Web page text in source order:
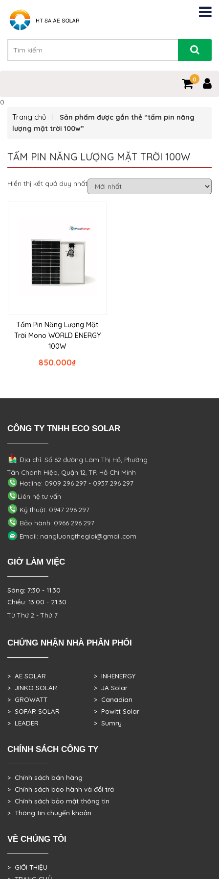
0
0
Trang chủ
Sản phẩm được gắn thẻ “tấm pin năng
lượng mặt trời 100w”
TẤM PIN NĂNG LƯỢNG MẶT TRỜI 100W
Hiển thị kết quả duy nhất
Tấm Pin Năng Lượng Mặt
Trời Mono WORLD ENERGY
100W
₫
850.000
CÔNG TY TNHH ECO SOLAR
Địa chỉ: Số 62 đường Lâm Thị Hố, Phường
Tân Chánh Hiệp, Quận 12, TP. Hồ Chí Minh
Hotline: 0909 296 297 - 0937 296 297
Liên hệ tư vấn
Kỹ thuật: 0947 296 297
Bảo hành: 0966 296 297
Email: nangluongthegioi@gmail.com
GIỜ LÀM VIỆC
Sáng: 7:30 - 11:30
Chiều: 13:00 - 21:30
Từ Thứ 2 - Thứ 7
CHỨNG NHẬN NHÀ PHÂN PHỐI
> AE SOLAR
> JINKO SOLAR
> GROWATT
> SOFAR SOLAR
> LEADER
> INHENERGY
> JA Solar
> Canadian
> Powitt Solar
> Sumry
CHÍNH SÁCH CÔNG TY
> Chính sách bán hàng
> Chính sách bảo hành và đổi trả
> Chính sách bảo mật thông tin
> Thông tin chuyển khoản
VỀ CHÚNG TÔI
> GIỚI THIỆU